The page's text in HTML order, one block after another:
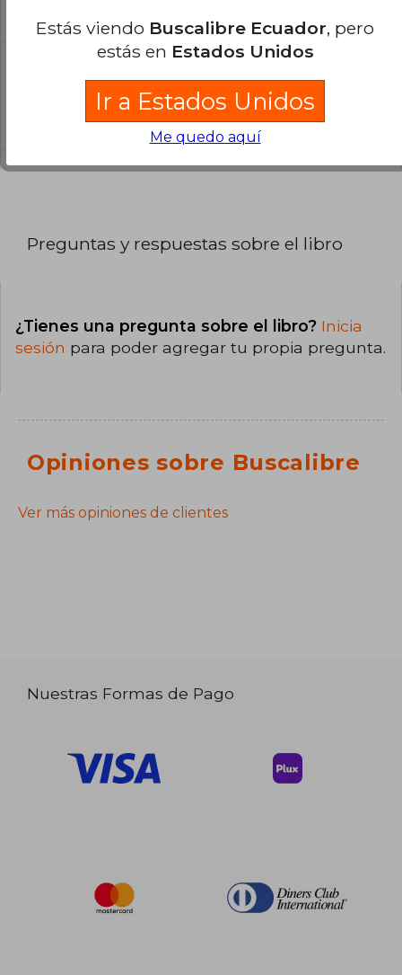
La encuadernación de esta edición es Tapa
Preguntas y respuestas sobre el libro
¿Tienes una pregunta sobre el libro? Inicia
sesión para poder agregar tu propia pregunta.
Opiniones sobre Buscalibre
Ver más opiniones de clientes
Nuestras Formas de Pago
Estás viendo Buscalibre Ecuador, pero
estás en Estados Unidos
Ir a Estados Unidos
Me quedo aquí